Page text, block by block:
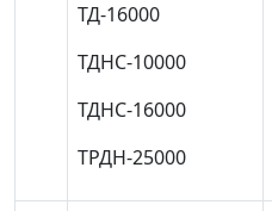
ТД-16000
ТДНС-10000
ТДНС-16000
ТРДН-25000